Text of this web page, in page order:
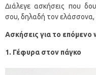
Διάλεγε ασκήσεις που
σου, δηλαδή τον ελάσσονα,
Ασκήσεις για το
1. Γέφυρα στον πάγκο